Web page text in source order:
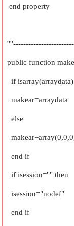
end property
public function
if
makear=arraydata
else
end if
if isession="" then
isession="nodef"
end if